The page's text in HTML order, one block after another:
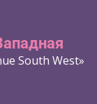
South West»